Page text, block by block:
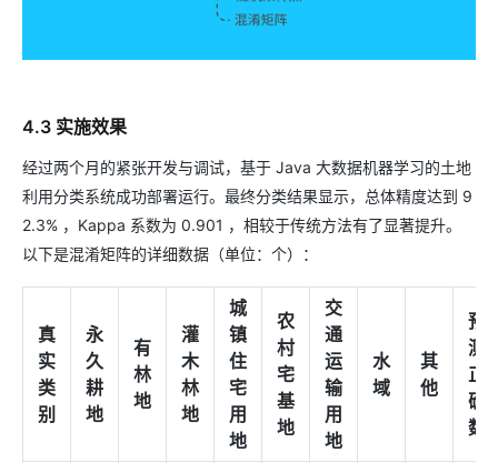
4.3 实施效果
经过两个月的紧张开发与调试，基于 Java 大数据机器学习的土地
利用分类系统成功部署运行。最终分类结果显示，总体精度达到 9
2.3% ，Kappa 系数为 0.901 ，相较于传统方法有了显著提升。
以下是混淆矩阵的详细数据（单位：个）：
真
实
类
别
永
久
耕
地
有
林
地
灌
木
林
地
城
镇
住
宅
用
地
农
村
宅
基
地
交
通
运
输
用
地
水
域
其
他
预
测
正
确
数